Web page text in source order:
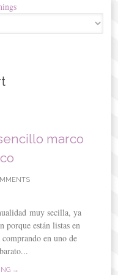
marco
muy secilla, ya
porque están listas en
en uno de
→